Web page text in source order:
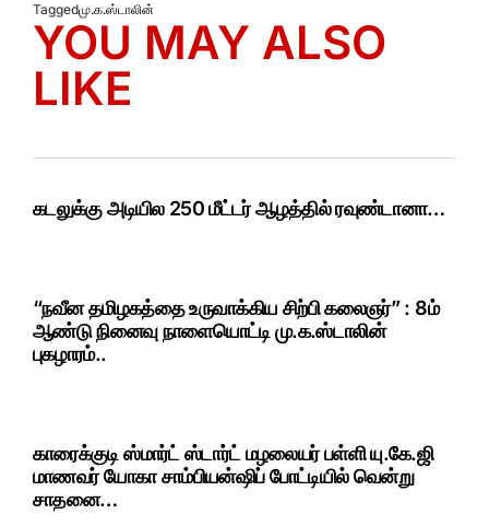
Taggedமு.க.ஸ்டாலின்
YOU MAY ALSO
LIKE
கடலுக்கு அடியில 250 மீட்டர் ஆழத்தில் ரவுண்டானா…
“நவீன தமிழகத்தை உருவாக்கிய சிற்பி கலைஞர்” : 8ம்
ஆண்டு நினைவு நாளையொட்டி மு.க.ஸ்டாலின்
புகழாரம்..
காரைக்குடி ஸ்மார்ட் ஸ்டார்ட் மழலையர் பள்ளி யு.கே.ஜி
மாணவர் யோகா சாம்பியன்ஷிப் போட்டியில் வென்று
சாதனை…